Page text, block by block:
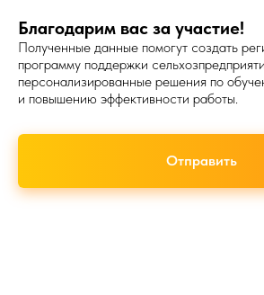
Благодарим вас за участие!
Полученные данные помогут создать
программу поддержки
персонализированные решения по
и повышению эффективности работы.
Отправить